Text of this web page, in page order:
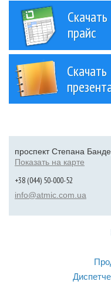
Скачать
прайс
Скачать
проспект Степана
Показать на карте
+38 (044) 50-000-52
info@atmic.com.ua